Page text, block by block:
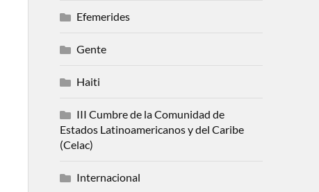
Efemerides
Gente
Haiti
III Cumbre de la Comunidad de
Estados Latinoamericanos y del Caribe
(Celac)
Internacional